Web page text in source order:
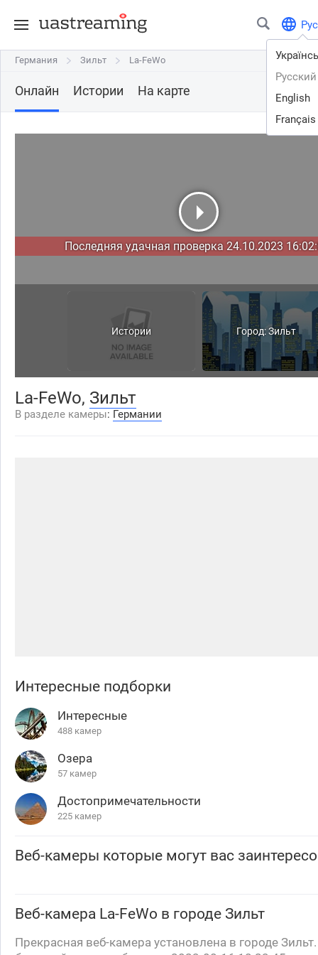
Рус
Русский
English
Français
Германия Зильт La-FeWo
Германия Зильт La-FeWo
Онлайн Истории На карте
Последняя удачная проверка 24.10.2023
Истории Город: Зильт
La-FeWo, Зильт
В разделе камеры: Германии
Интересные подборки
Интересные
488 камер
Озера
57 камер
Достопримечательности
225 камер
Веб-камеры которые могут вас
Веб-камера La-FeWo в городе Зильт
Прекрасная веб-камера установлена в городе